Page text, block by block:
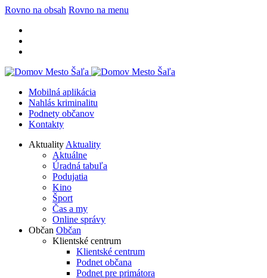
Rovno na obsah Rovno na menu
Mobilná aplikácia
Nahlás kriminalitu
Podnety občanov
Kontakty
Aktuality Aktuality
Aktuálne
Úradná tabuľa
Podujatia
Kino
Šport
Čas a my
Online správy
Občan Občan
Klientské centrum
Klientské centrum
Podnet občana
Podnet pre primátora